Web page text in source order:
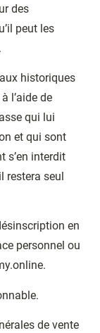
des
peut les
historiques
l’aide de
qui lui
et qui sont
s’en interdit
restera seul
en
personnel ou
de vente